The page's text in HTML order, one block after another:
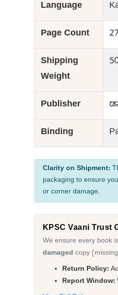
Language
Page Count
Shipping
Weight
Publisher
Binding
Clarity on Shipment:
packaging to ensure
or corner damage.
KPSC Vaani Trust
We ensure every book
damaged copy
Return Policy:
Report Window: